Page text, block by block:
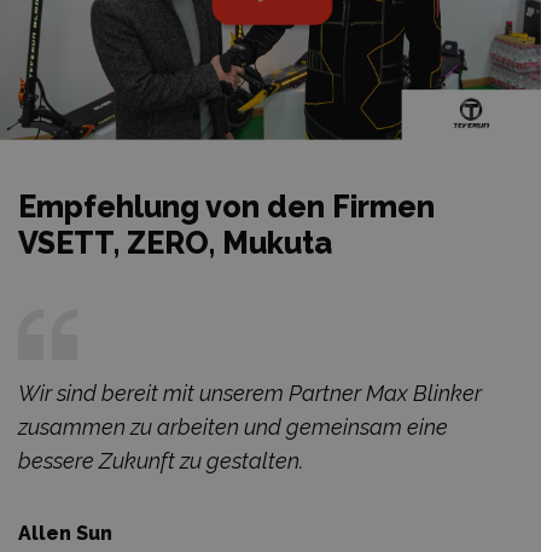
Empfehlung von den Firmen
VSETT, ZERO, Mukuta
Wir sind bereit mit unserem Partner Max Blinker
zusammen zu arbeiten und gemeinsam eine
bessere Zukunft zu gestalten.
Allen Sun